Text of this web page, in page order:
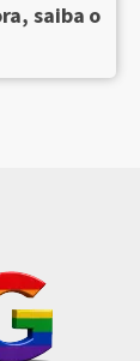
saiba o